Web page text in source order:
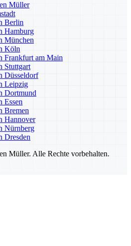
Müller
Berlin
Hamburg
München
Köln
Frankfurt am Main
Stuttgart
Düsseldorf
Leipzig
Dortmund
Essen
Bremen
Hannover
Nürnberg
Dresden
Müller. Alle Rechte vorbehalten.